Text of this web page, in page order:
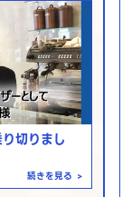
切りまし
続きを見る >